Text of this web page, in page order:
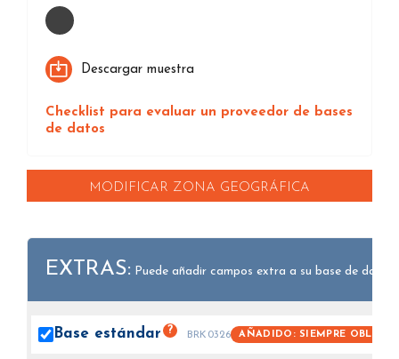
Loading...
Descargar muestra
Checklist para evaluar un proveedor de bases
de datos
MODIFICAR ZONA GEOGRÁFICA
EXTRAS: Puede añadir campos extra a su base de datos.
Base estándar ? BRK0326 AÑADIDO: SIEMPRE